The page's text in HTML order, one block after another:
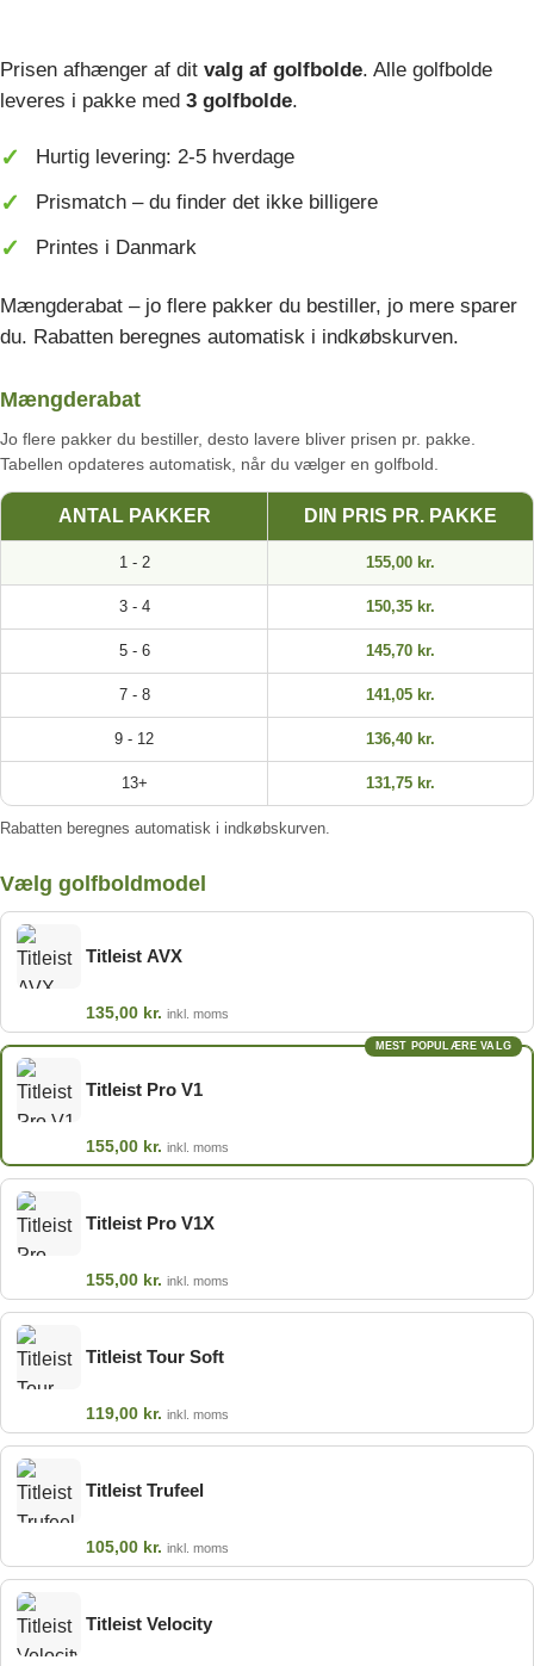
Prisen afhænger af dit valg af golfbolde. Alle golfbolde
leveres i pakke med 3 golfbolde.
Hurtig levering: 2-5 hverdage
Prismatch – du finder det ikke billigere
Printes i Danmark
Mængderabat – jo flere pakker du bestiller, jo mere sparer
du. Rabatten beregnes automatisk i indkøbskurven.
Mængderabat
Jo flere pakker du bestiller, desto lavere bliver prisen pr. pakke.
Tabellen opdateres automatisk, når du vælger en golfbold.
ANTAL PAKKER DIN PRIS PR. PAKKE
1 - 2 155,00 kr.
3 - 4 150,35 kr.
5 - 6 145,70 kr.
7 - 8 141,05 kr.
9 - 12 136,40 kr.
13+ 131,75 kr.
Rabatten beregnes automatisk i indkøbskurven.
Vælg golfboldmodel
Titleist AVX
135,00 kr. inkl. moms
Titleist Pro V1
155,00 kr. inkl. moms
MEST POPULÆRE VALG
Titleist Pro V1X
155,00 kr. inkl. moms
Titleist Tour Soft
119,00 kr. inkl. moms
Titleist Trufeel
105,00 kr. inkl. moms
Titleist Velocity